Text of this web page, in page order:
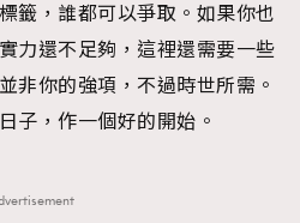
籤，誰都可以爭取。如果你也
力還不足夠，這裡還需要一些
非你的強項，不過時世所需。
子，作一個好的開始。